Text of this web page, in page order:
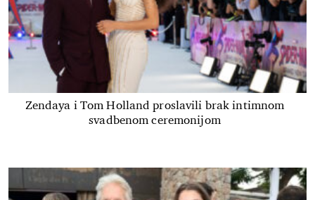
Zendaya i Tom Holland proslavili brak intimnom
svadbenom ceremonijom